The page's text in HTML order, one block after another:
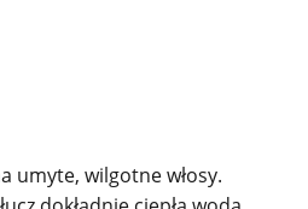
umyte, wilgotne włosy.